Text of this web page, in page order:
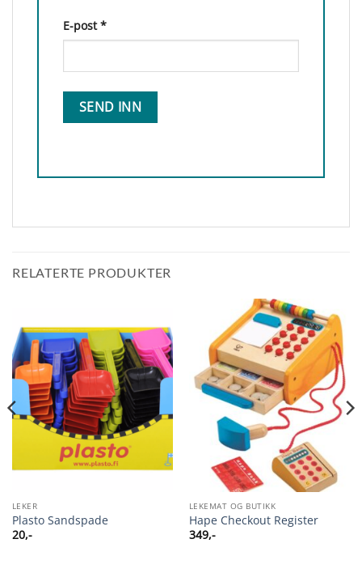
E-post*
RELATERTE PRODUKTER
LEKER
Plasto Sandspade
20,-
LEKEMAT OG BUTIKK
Hape Checkout Register
349,-